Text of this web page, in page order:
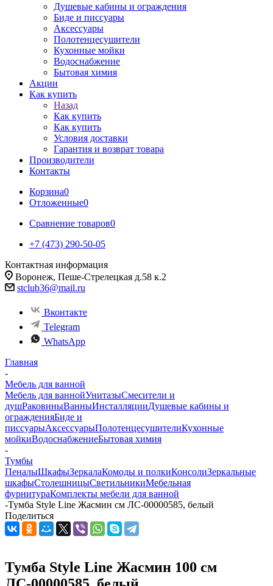
Душевые кабины и ограждения
Биде и писсуары
Аксессуары
Полотенцесушители
Кухонные мойки
Водоснабжение
Бытовая химия
Акции
Как купить
Назад
Как купить
Как купить
Условия доставки
Гарантия и возврат товара
Производители
Контакты
Корзина0
Отложенные0
Сравнение товаров0
+7 (473) 290-50-05
Контактная информация
Воронеж, Пеше-Стрелецкая д.58 к.2
stclub36@mail.ru
Вконтакте
Telegram
WhatsApp
Главная
-
Мебель для ванной
Мебель для ваннойУнитазыСмесители и
душРаковиныВанныИнсталляцииДушевые кабины и
огражденияБиде и
писсуарыАксессуарыПолотенцесушителиКухонные
мойкиВодоснабжениеБытовая химия
-
Тумбы
ПеналыШкафыЗеркалаКомоды и полкиКонсолиЗеркальные
шкафыСтолешницыСветильникиМебельная
фурнитураКомплекты мебели для ванной
-Тумба Style Line Жасмин см ЛС-00000585, белый
Поделиться
Тумба Style Line Жасмин 100 см